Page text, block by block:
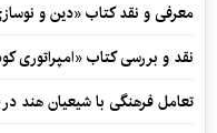
معرفی و نقد کتاب «دین و
نقد و بررسی کتاب «امپراتوری
تعامل فرهنگی با شیعیان هند